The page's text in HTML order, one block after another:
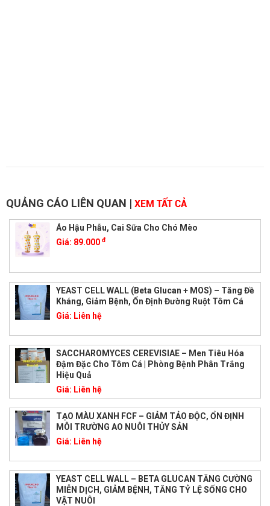
QUẢNG CÁO LIÊN QUAN | XEM TẤT CẢ
Áo Hậu Phẫu, Cai Sữa Cho Chó Mèo
Giá: 89.000 đ
YEAST CELL WALL (Beta Glucan + MOS) – Tăng Đề
Kháng, Giảm Bệnh, Ổn Định Đường Ruột Tôm Cá
Giá: Liên hệ
SACCHAROMYCES CEREVISIAE – Men Tiêu Hóa
Đậm Đặc Cho Tôm Cá | Phòng Bệnh Phân Trắng
Hiệu Quả
Giá: Liên hệ
TẠO MÀU XANH FCF – GIẢM TẢO ĐỘC, ỔN ĐỊNH
MÔI TRƯỜNG AO NUÔI THỦY SẢN
Giá: Liên hệ
YEAST CELL WALL – BETA GLUCAN TĂNG CƯỜNG
MIỄN DỊCH, GIẢM BỆNH, TĂNG TỶ LỆ SỐNG CHO
VẬT NUÔI